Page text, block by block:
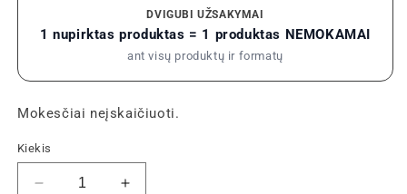
DVIGUBI UŽSAKYMAI
1 nupirktas produktas = 1 produktas NEMOKAMAI
ant visų produktų ir formatų
Mokesčiai neįskaičiuoti.
Kiekis